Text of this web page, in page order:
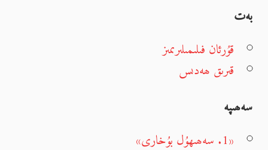
بەت
قۇرئان فىلىمىلىرىمىز
قىرىق ھەدىس
سەھىپە
«1. سەھىھۇل بۇخارى»